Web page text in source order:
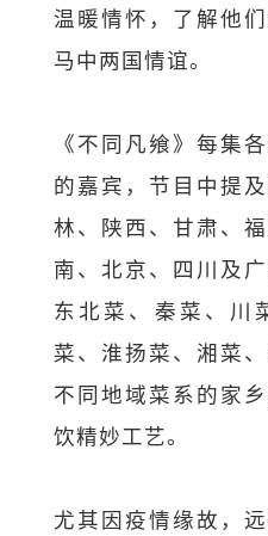
温暖情怀，了解他
马中两国情谊。
《不同凡飨》每集
的嘉宾，节目中提
林、陕西、甘肃、
南、北京、四川及
东北菜、秦菜、川
菜、淮扬菜、湘菜
不同地域菜系的家
饮精妙工艺。
尤其因疫情缘故，